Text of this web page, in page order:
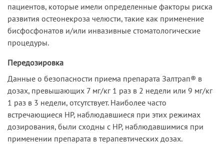
пациентов, которые имели определенные факторы риска
развития остеонекроза челюсти, такие как применение
бисфосфонатов и/или инвазивные стоматологические
процедуры.
Передозировка
Данные о безопасности приема препарата Залтрап® в
дозах, превышающих 7 мг/кг 1 раз в 2 недели или 9 мг/кг
1 раз в 3 недели, отсутствует. Наиболее часто
встречающиеся HP, наблюдавшиеся при этих режимах
дозирования, были сходны с HP, наблюдавшимися при
применении препарата в терапевтических дозах.